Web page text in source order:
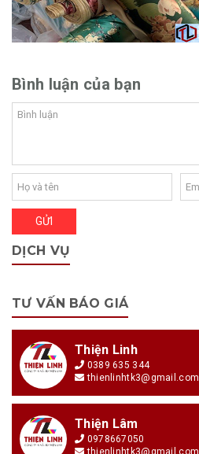
Bình luận của bạn
DỊCH VỤ
TƯ VẤN BÁO GIÁ
Thiện Linh
0389 635 344
thienlinhtk3@gmail.com
Thiện Lâm
0978667050
thienlinhtk3@gmail.com